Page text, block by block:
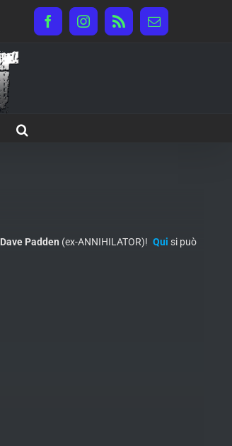
FacebookInstagram
Rss Email
Dave Padden (ex-ANNIHILATOR)! Qui si può